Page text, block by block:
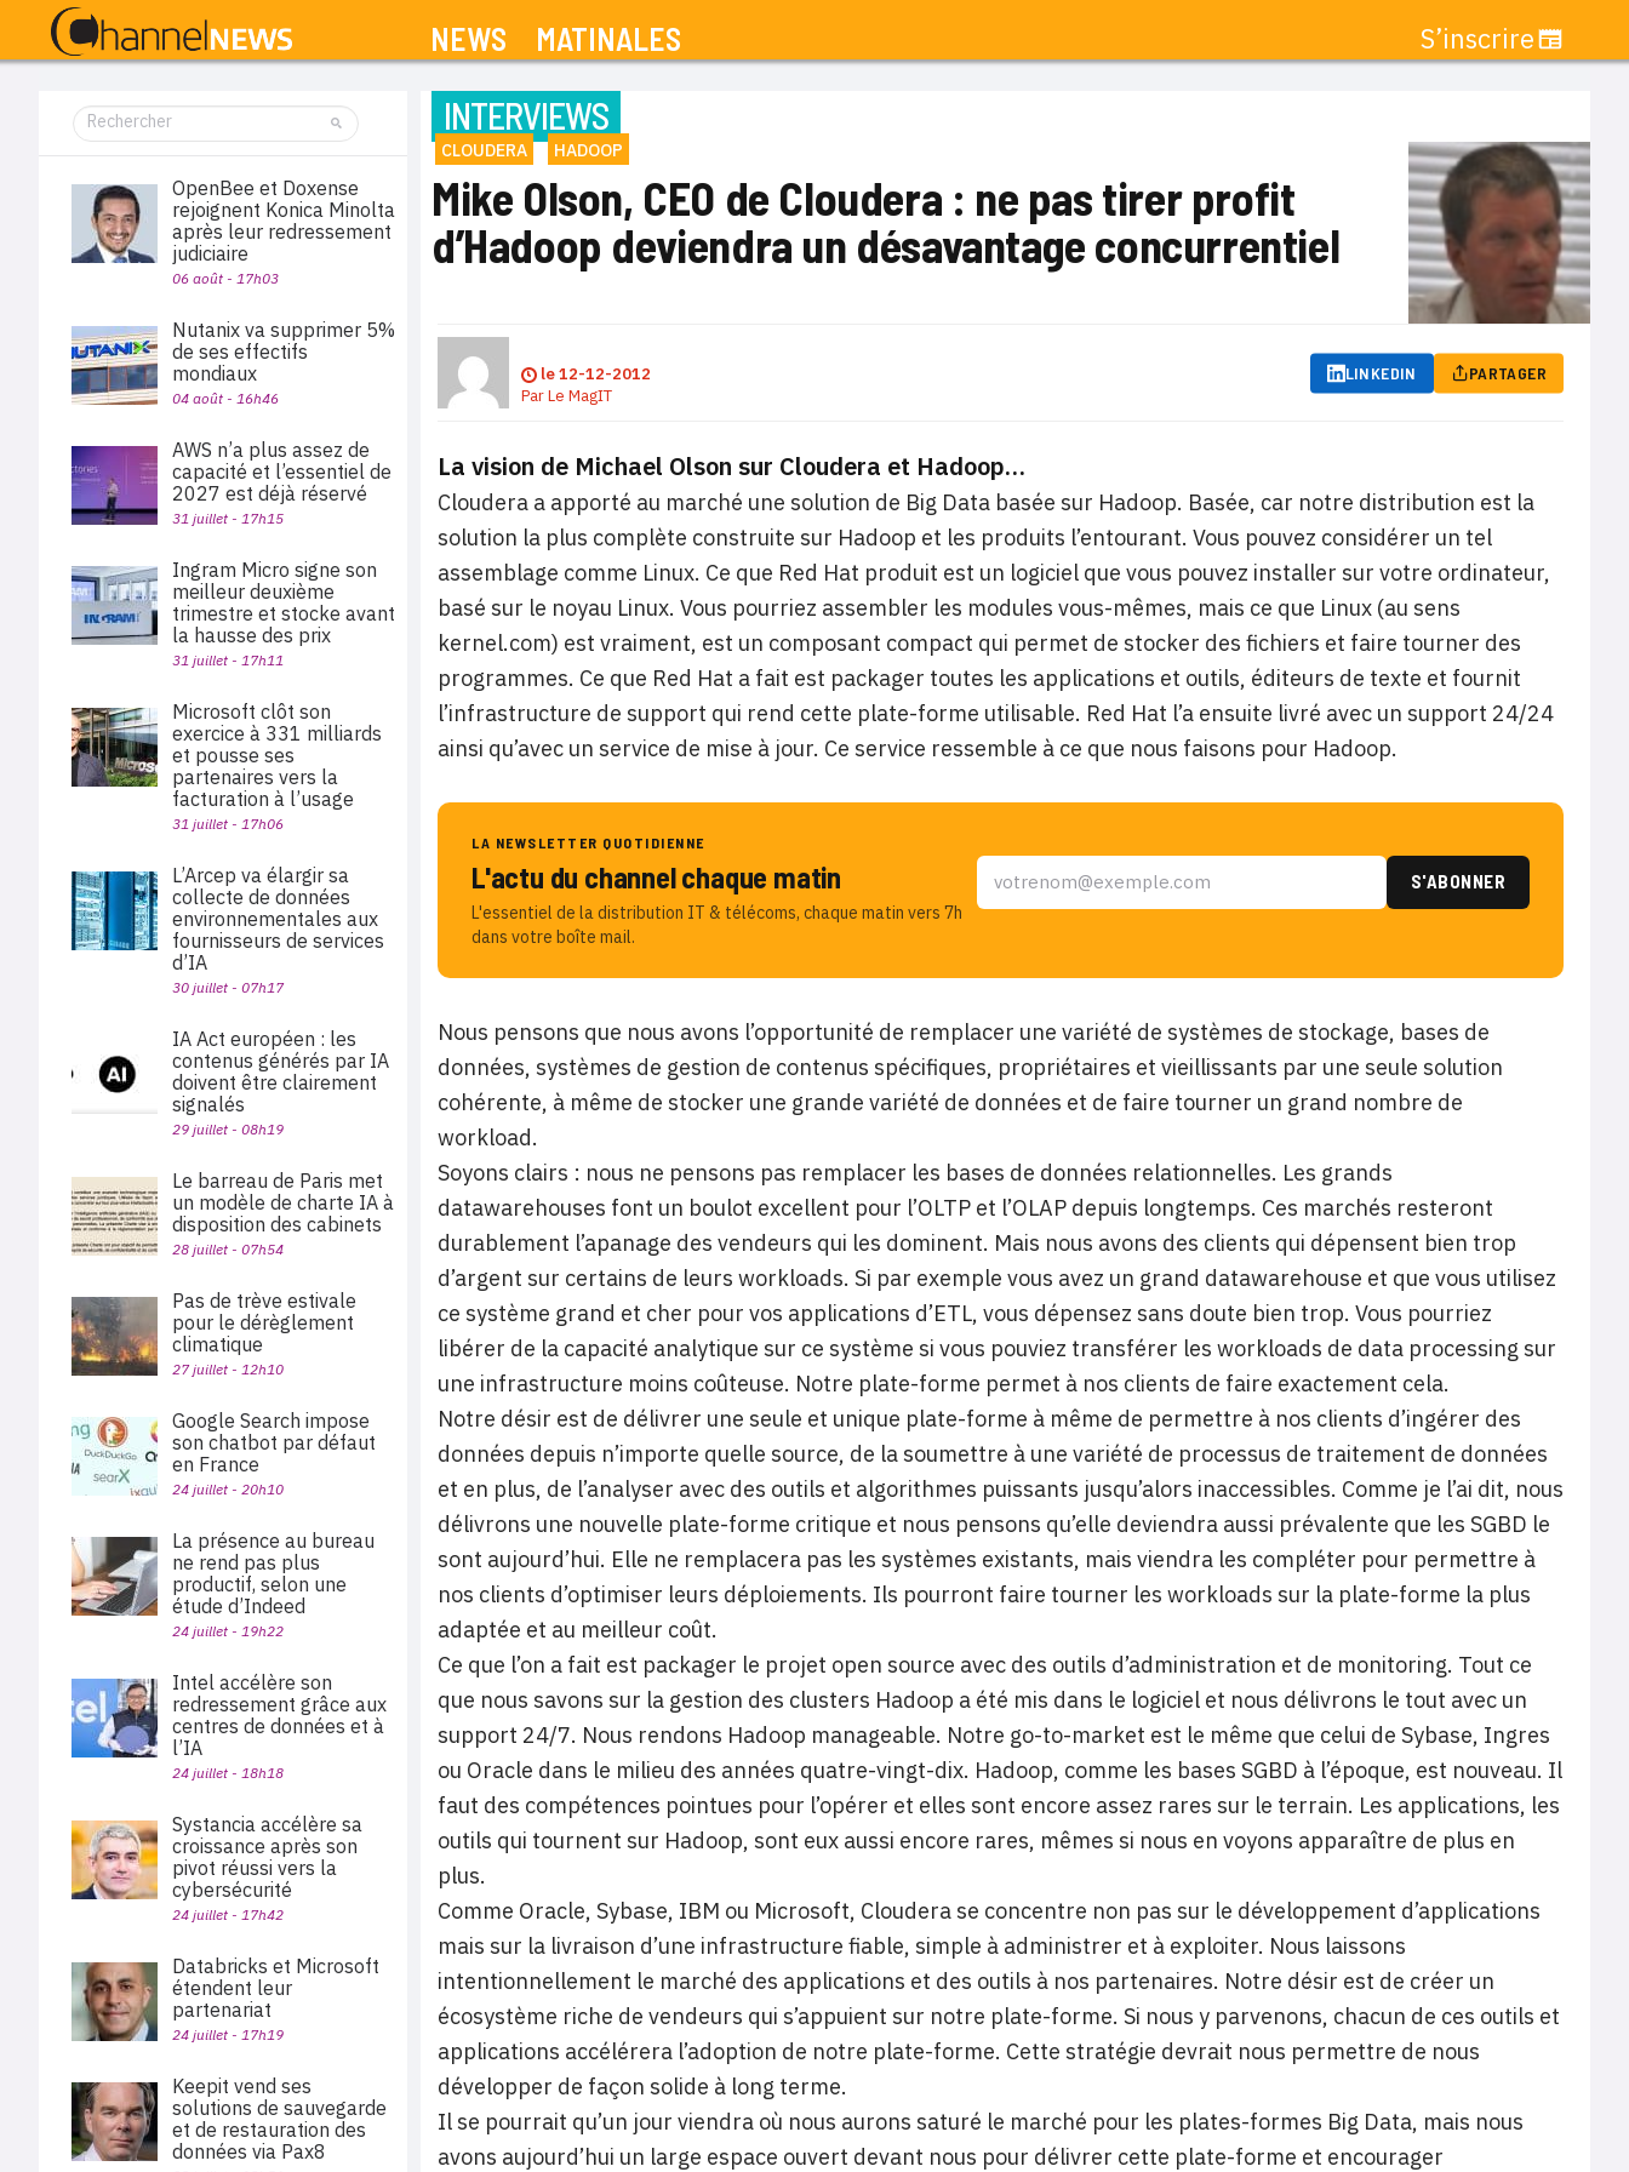
NEWS MATINALES S’inscrire
INTERVIEWS
CLOUDERA HADOOP
Mike Olson, CEO de Cloudera : ne pas tirer profit
d’Hadoop deviendra un désavantage concurrentiel
le12-12-2012
ParLe MagIT
LINKEDIN PARTAGER
La vision de Michael Olson sur Cloudera et Hadoop…
Cloudera a apporté au marché une solution de Big Data basée sur Hadoop. Basée, car notre distribution est la
solution la plus complète construite sur Hadoop et les produits l’entourant. Vous pouvez considérer un tel
assemblage comme Linux. Ce que Red Hat produit est un logiciel que vous pouvez installer sur votre ordinateur,
basé sur le noyau Linux. Vous pourriez assembler les modules vous-mêmes, mais ce que Linux (au sens
kernel.com) est vraiment, est un composant compact qui permet de stocker des fichiers et faire tourner des
programmes. Ce que Red Hat a fait est packager toutes les applications et outils, éditeurs de texte et fournit
l’infrastructure de support qui rend cette plate-forme utilisable. Red Hat l’a ensuite livré avec un support 24/24
ainsi qu’avec un service de mise à jour. Ce service ressemble à ce que nous faisons pour Hadoop.
LA NEWSLETTER QUOTIDIENNE
L'actu du channel chaque matin
L'essentiel de la distribution IT & télécoms, chaque matin vers 7h
dans votre boîte mail.
Nous pensons que nous avons l’opportunité de remplacer une variété de systèmes de stockage, bases de
données, systèmes de gestion de contenus spécifiques, propriétaires et vieillissants par une seule solution
cohérente, à même de stocker une grande variété de données et de faire tourner un grand nombre de
workload.
Soyons clairs : nous ne pensons pas remplacer les bases de données relationnelles. Les grands
datawarehouses font un boulot excellent pour l’OLTP et l’OLAP depuis longtemps. Ces marchés resteront
durablement l’apanage des vendeurs qui les dominent. Mais nous avons des clients qui dépensent bien trop
d’argent sur certains de leurs workloads. Si par exemple vous avez un grand datawarehouse et que vous utilisez
ce système grand et cher pour vos applications d’ETL, vous dépensez sans doute bien trop. Vous pourriez
libérer de la capacité analytique sur ce système si vous pouviez transférer les workloads de data processing sur
une infrastructure moins coûteuse. Notre plate-forme permet à nos clients de faire exactement cela.
Notre désir est de délivrer une seule et unique plate-forme à même de permettre à nos clients d’ingérer des
données depuis n’importe quelle source, de la soumettre à une variété de processus de traitement de données
et en plus, de l’analyser avec des outils et algorithmes puissants jusqu’alors inaccessibles. Comme je l’ai dit, nous
délivrons une nouvelle plate-forme critique et nous pensons qu’elle deviendra aussi prévalente que les SGBD le
sont aujourd’hui. Elle ne remplacera pas les systèmes existants, mais viendra les compléter pour permettre à
nos clients d’optimiser leurs déploiements. Ils pourront faire tourner les workloads sur la plate-forme la plus
adaptée et au meilleur coût.
Ce que l’on a fait est packager le projet open source avec des outils d’administration et de monitoring. Tout ce
que nous savons sur la gestion des clusters Hadoop a été mis dans le logiciel et nous délivrons le tout avec un
support 24/7. Nous rendons Hadoop manageable. Notre go-to-market est le même que celui de Sybase, Ingres
ou Oracle dans le milieu des années quatre-vingt-dix. Hadoop, comme les bases SGBD à l’époque, est nouveau. Il
faut des compétences pointues pour l’opérer et elles sont encore assez rares sur le terrain. Les applications, les
outils qui tournent sur Hadoop, sont eux aussi encore rares, mêmes si nous en voyons apparaître de plus en
plus.
Comme Oracle, Sybase, IBM ou Microsoft, Cloudera se concentre non pas sur le développement d’applications
mais sur la livraison d’une infrastructure fiable, simple à administrer et à exploiter. Nous laissons
intentionnellement le marché des applications et des outils à nos partenaires. Notre désir est de créer un
écosystème riche de vendeurs qui s’appuient sur notre plate-forme. Si nous y parvenons, chacun de ces outils et
applications accélérera l’adoption de notre plate-forme. Cette stratégie devrait nous permettre de nous
développer de façon solide à long terme.
Il se pourrait qu’un jour viendra où nous aurons saturé le marché pour les plates-formes Big Data, mais nous
avons aujourd’hui un large espace ouvert devant nous pour délivrer cette plate-forme et encourager
OpenBee et Doxense
rejoignent Konica Minolta
après leur redressement
judiciaire
06 août - 17h03
Nutanix va supprimer 5%
de ses effectifs
mondiaux
04 août - 16h46
AWS n’a plus assez de
capacité et l’essentiel de
2027 est déjà réservé
31 juillet - 17h15
Ingram Micro signe son
meilleur deuxième
trimestre et stocke avant
la hausse des prix
31 juillet - 17h11
Microsoft clôt son
exercice à 331 milliards
et pousse ses
partenaires vers la
facturation à l’usage
31 juillet - 17h06
L’Arcep va élargir sa
collecte de données
environnementales aux
fournisseurs de services
d’IA
30 juillet - 07h17
IA Act européen : les
contenus générés par IA
doivent être clairement
signalés
29 juillet - 08h19
Le barreau de Paris met
un modèle de charte IA à
disposition des cabinets
28 juillet - 07h54
Pas de trève estivale
pour le dérèglement
climatique
27 juillet - 12h10
Google Search impose
son chatbot par défaut
en France
24 juillet - 20h10
La présence au bureau
ne rend pas plus
productif, selon une
étude d’Indeed
24 juillet - 19h22
Intel accélère son
redressement grâce aux
centres de données et à
l’IA
24 juillet - 18h18
Systancia accélère sa
croissance après son
pivot réussi vers la
cybersécurité
24 juillet - 17h42
Databricks et Microsoft
étendent leur
partenariat
24 juillet - 17h19
Keepit vend ses
solutions de sauvegarde
et de restauration des
données via Pax8